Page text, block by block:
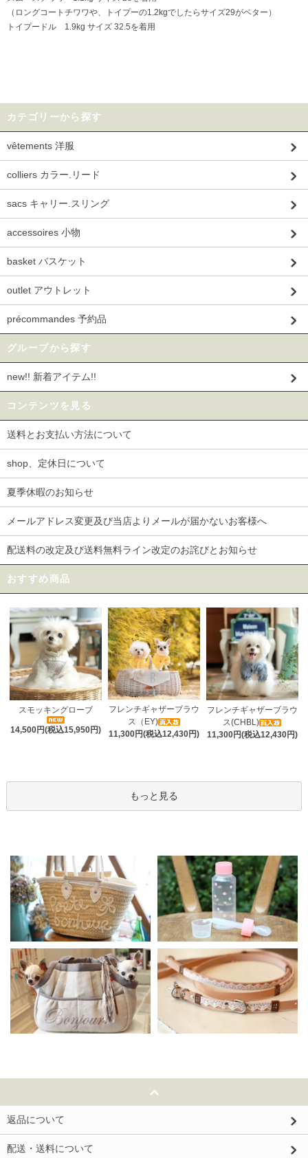
（ロングコートチワワや、トイプーの1.2kgでしたらサイズ29がベター）
トイプードル 1.9kg サイズ 32.5を着用
カテゴリーから探す
vêtements 洋服
colliers カラー.リード
sacs キャリー.スリング
accessoires 小物
basket バスケット
outlet アウトレット
précommandes 予約品
グループから探す
new!! 新着アイテム!!
コンテンツを見る
送料とお支払い方法について
shop、定休日について
夏季休暇のお知らせ
メールアドレス変更及び当店よりメールが届かないお客様へ
配送料の改定及び送料無料ライン改定のお詫びとお知らせ
おすすめ商品
スモッキングローブ
14,500円(税込15,950円)
フレンチギャザーブラウ
ス（EY)
11,300円(税込12,430円)
フレンチギャザーブラウ
ス(CHBL)
11,300円(税込12,430円)
もっと見る
返品について
配送・送料について